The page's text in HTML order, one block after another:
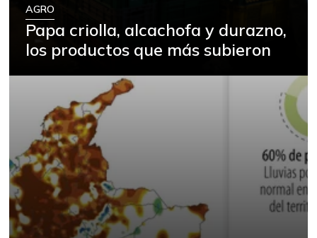
AGRO
Papa criolla, alcachofa y durazno,
los productos que más subieron